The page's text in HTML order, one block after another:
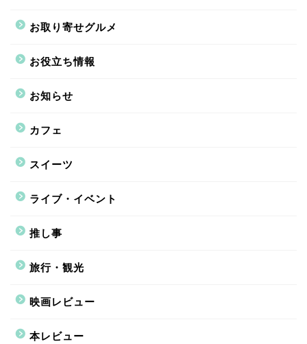
お取り寄せグルメ
お役立ち情報
お知らせ
カフェ
スイーツ
ライブ・イベント
推し事
旅行・観光
映画レビュー
本レビュー